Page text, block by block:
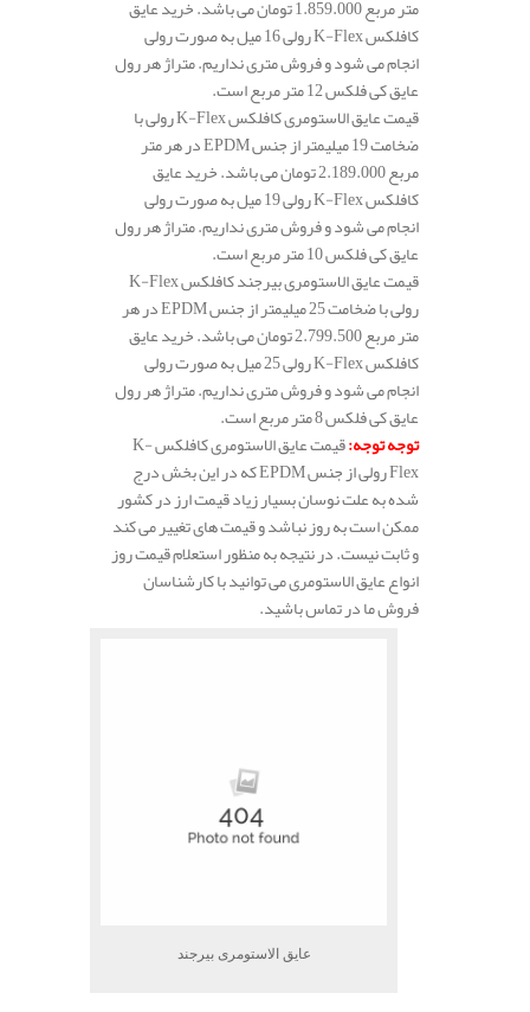
متر مربع 1.859.000 تومان می باشد. خرید عایق
کافلکس K-Flex رولی 16 میل به صورت رولی
انجام می شود و فروش متری نداریم. متراژ هر رول
عایق کی فلکس 12 متر مربع است.
قیمت عایق الاستومری کافلکس K-Flex رولی با
ضخامت 19 میلیمتر از جنس EPDM در هر متر
مربع 2.189.000 تومان می باشد. خرید عایق
کافلکس K-Flex رولی 19 میل به صورت رولی
انجام می شود و فروش متری نداریم. متراژ هر رول
عایق کی فلکس 10 متر مربع است.
قیمت عایق الاستومری بیرجند کافلکس K-Flex
رولی با ضخامت 25 میلیمتر از جنس EPDM در هر
متر مربع 2.799.500 تومان می باشد. خرید عایق
کافلکس K-Flex رولی 25 میل به صورت رولی
انجام می شود و فروش متری نداریم. متراژ هر رول
عایق کی فلکس 8 متر مربع است.
توجه توجه:
قیمت عایق الاستومری کافلکس K-
Flex رولی از جنس EPDM که در این بخش درج
شده به علت نوسان بسیار زیاد قیمت ارز در کشور
ممکن است به روز نباشد و قیمت های تغییر می کند
و ثابت نیست. در نتیجه به منظور استعلام قیمت روز
انواع عایق الاستومری می توانید با کارشناسان
فروش ما در تماس باشید.
عایق الاستومری بیرجند